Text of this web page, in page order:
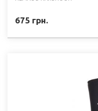
675 грн.